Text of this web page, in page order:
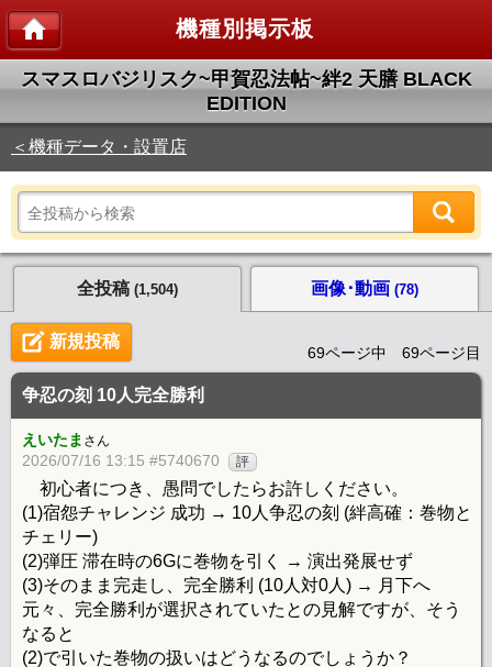
機種別掲示板
スマスロバジリスク~甲賀忍法帖~絆2 天膳 BLACK
EDITION
＜機種データ・設置店
全投稿 (1,504) 画像･動画 (78)
新規投稿
69ページ中 69ページ目
争忍の刻 10人完全勝利
えいたま さん
2026/07/16 13:15 #5740670 評
初心者につき、愚問でしたらお許しください。
(1)宿怨チャレンジ 成功 → 10人争忍の刻 (絆高確：巻物と
チェリー)
(2)弾圧 滞在時の6Gに巻物を引く → 演出発展せず
(3)そのまま完走し、完全勝利 (10人対0人) → 月下へ
元々、完全勝利が選択されていたとの見解ですが、そう
なると
(2)で引いた巻物の扱いはどうなるのでしょうか？